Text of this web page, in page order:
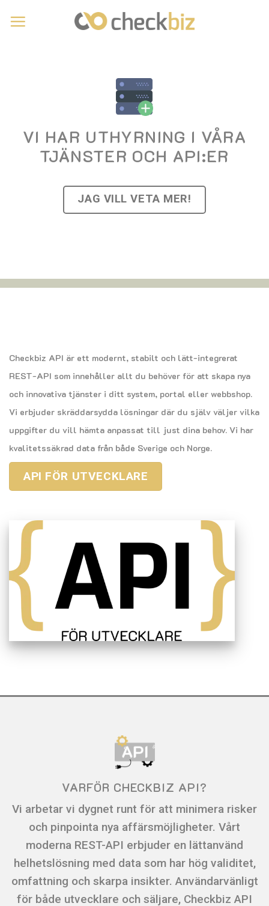
VI HAR UTHYRNING I VÅRA
TJÄNSTER OCH API:ER
JAG VILL VETA MER!
Checkbiz API är ett modernt, stabilt och lätt-integrerat
REST-API som innehåller allt du behöver för att skapa nya
och innovativa tjänster i ditt system, portal eller webbshop.
Vi erbjuder skräddarsydda lösningar där du själv väljer vilka
uppgifter du vill hämta anpassat till just dina behov. Vi har
kvalitetssäkrad data från både Sverige och Norge.
API FÖR UTVECKLARE
VARFÖR CHECKBIZ API?
Vi arbetar vi dygnet runt för att minimera risker
och pinpointa nya affärsmöjligheter. Vårt
moderna REST-API erbjuder en lättanvänd
helhetslösning med data som har hög validitet,
omfattning och skarpa insikter. Användarvänligt
för både utvecklare och säljare, Checkbiz API